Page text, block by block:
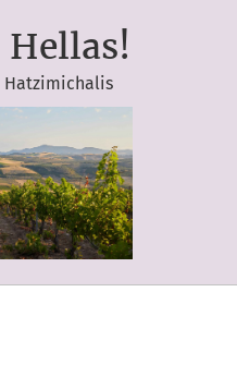
Hatzimichalis